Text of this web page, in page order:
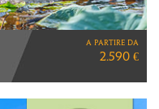
a partire da
2.560 €